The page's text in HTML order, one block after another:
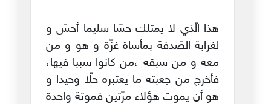
هذا الّذي لا يمتلك حسّا سليما أحسّ و
لغرابة الصّدفة بمأساة غزّة و هو و من
معه و من سبقه ،من كانوا سببا فيها،
فأخرج من جعبته ما يعتبره حلّا وحيدا و
هو أن يموت هؤلاء مرّتين فموتة واحدة